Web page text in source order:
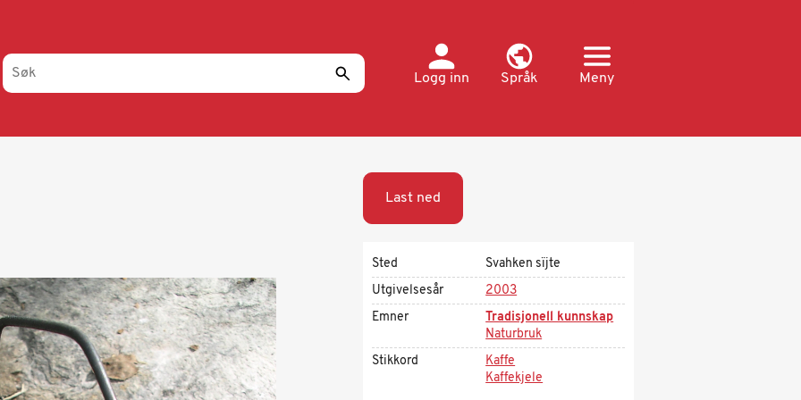
Logg inn
Språk Meny
Last ned
Sted
Svahken sïjte
Utgivelsesår
2003
Emner
Tradisjonell kunnskap
Naturbruk
Stikkord
Kaffe
Kaffekjele